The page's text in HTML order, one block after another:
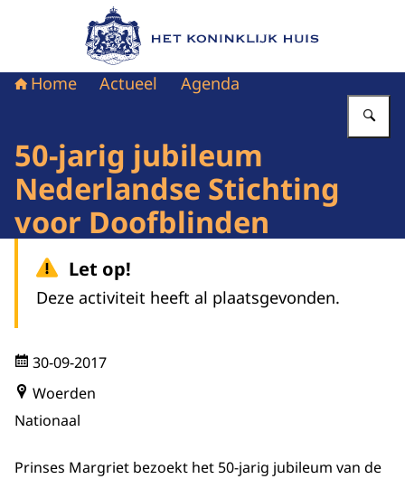
Naar de homepage van Het Koninklijk Huis
Home Actueel Agenda
50-jarig jubileum
Nederlandse Stichting
voor Doofblinden
Let op!
Deze activiteit heeft al plaatsgevonden.
30-09-2017
Woerden
Nationaal
Prinses Margriet bezoekt het 50-jarig jubileum van de